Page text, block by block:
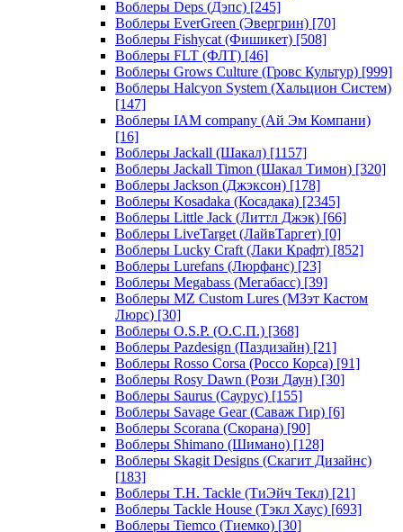
Воблеры Deps (Дэпс) [245]
Воблеры EverGreen (Эвергрин) [70]
Воблеры Fishycat (Фишикет) [508]
Воблеры FLT (ФЛТ) [46]
Воблеры Grows Culture (Гровс Культур) [999]
Воблеры Halcyon System (Хальцион Систем)
[147]
Воблеры IAM company (Ай Эм Компани)
[16]
Воблеры Jackall (Шакал) [1157]
Воблеры Jackall Timon (Шакал Тимон) [320]
Воблеры Jackson (Джэксон) [178]
Воблеры Kosadaka (Косадака) [2345]
Воблеры Little Jack (Литтл Джэк) [66]
Воблеры LiveTarget (ЛайвТаргет) [0]
Воблеры Lucky Craft (Лаки Крафт) [852]
Воблеры Lurefans (Люрфанс) [23]
Воблеры Megabass (Мегабасс) [39]
Воблеры MZ Custom Lures (МЗэт Кастом
Люрс) [30]
Воблеры O.S.P. (О.С.П.) [368]
Воблеры Pazdesign (Паздизайн) [21]
Воблеры Rosso Corsa (Россо Корса) [91]
Воблеры Rosy Dawn (Рози Даун) [30]
Воблеры Saurus (Саурус) [155]
Воблеры Savage Gear (Саваж Гир) [6]
Воблеры Scorana (Скорана) [90]
Воблеры Shimano (Шимано) [128]
Воблеры Skagit Designs (Скагит Дизайнс)
[183]
Воблеры T.H. Tackle (ТиЭйч Текл) [21]
Воблеры Tackle House (Тэкл Хаус) [693]
Воблеры Tiemco (Тиемко) [30]